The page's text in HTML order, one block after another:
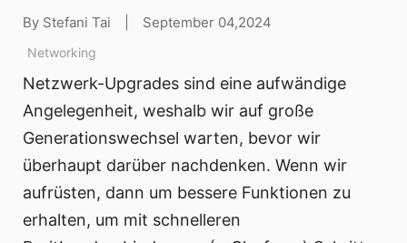
By Stefani Tai September 04,2024
Networking
Netzwerk-Upgrades sind eine aufwändige
Angelegenheit, weshalb wir auf große
Generationswechsel warten, bevor wir
überhaupt darüber nachdenken. Wenn wir
aufrüsten, dann um bessere Funktionen zu
erhalten, um mit schnelleren